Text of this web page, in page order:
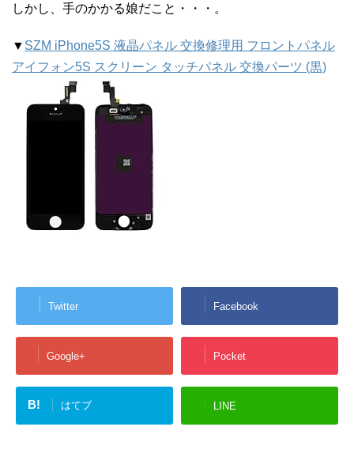
しかし、手のかかる娘だこと・・・。
▼ SZM iPhone5S 液晶パネル 交換修理用 フロントパネル
アイフォン5S スクリーン タッチパネル 交換パーツ (黒)
Twitter Facebook
Google+ Pocket
B! はてブ LINE